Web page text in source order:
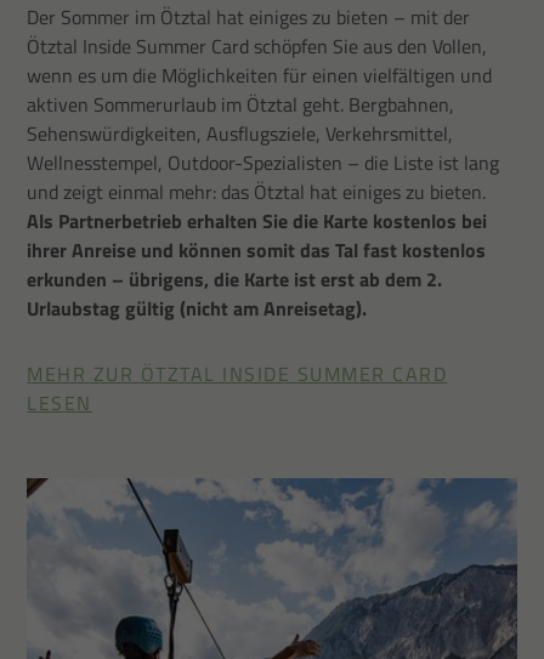
Der Sommer im Ötztal hat einiges zu bieten – mit der
Ötztal Inside Summer Card schöpfen Sie aus den Vollen,
wenn es um die Möglichkeiten für einen vielfältigen und
aktiven Sommerurlaub im Ötztal geht. Bergbahnen,
Sehenswürdigkeiten, Ausflugsziele, Verkehrsmittel,
Wellnesstempel, Outdoor-Spezialisten – die Liste ist lang
und zeigt einmal mehr: das Ötztal hat einiges zu bieten.
Als Partnerbetrieb erhalten Sie die Karte kostenlos bei
ihrer Anreise und können somit das Tal fast kostenlos
erkunden – übrigens, die Karte ist erst ab dem 2.
Urlaubstag gültig (nicht am Anreisetag).
MEHR ZUR ÖTZTAL INSIDE SUMMER CARD
LESEN